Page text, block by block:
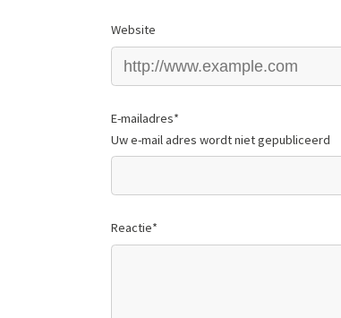
Website
E-mailadres*
Uw e-mail adres wordt niet gepubliceerd
Reactie*